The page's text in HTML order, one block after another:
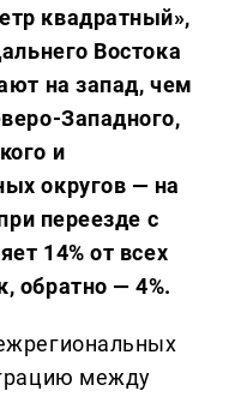
квадратный»,
Востока
на запад, чем
Западного,
и
округов — на
переезде с
14% от всех
обратно — 4%.
между